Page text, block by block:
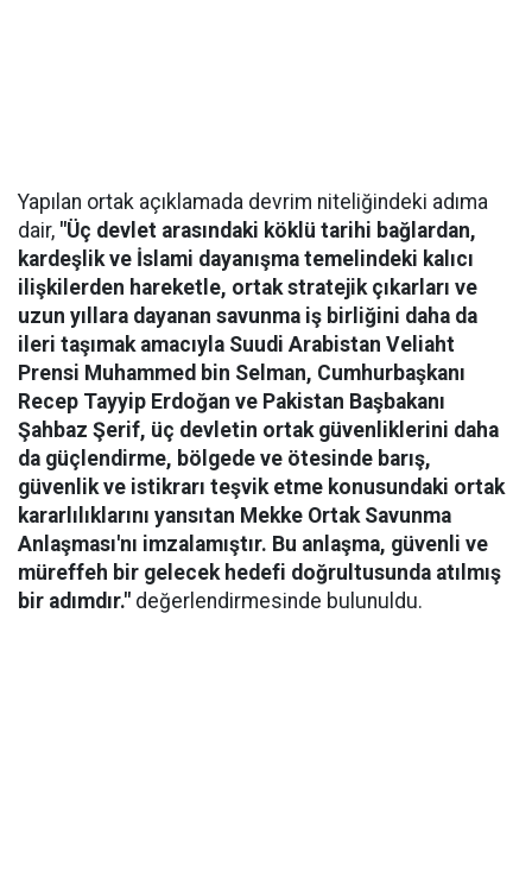
Yapılan ortak açıklamada devrim niteliğindeki adıma
dair, "Üç devlet arasındaki köklü tarihi bağlardan,
kardeşlik ve İslami dayanışma temelindeki kalıcı
ilişkilerden hareketle, ortak stratejik çıkarları ve
uzun yıllara dayanan savunma iş birliğini daha da
ileri taşımak amacıyla Suudi Arabistan Veliaht
Prensi Muhammed bin Selman, Cumhurbaşkanı
Recep Tayyip Erdoğan ve Pakistan Başbakanı
Şahbaz Şerif, üç devletin ortak güvenliklerini daha
da güçlendirme, bölgede ve ötesinde barış,
güvenlik ve istikrarı teşvik etme konusundaki ortak
kararlılıklarını yansıtan Mekke Ortak Savunma
Anlaşması'nı imzalamıştır. Bu anlaşma, güvenli ve
müreffeh bir gelecek hedefi doğrultusunda atılmış
bir adımdır." değerlendirmesinde bulunuldu.